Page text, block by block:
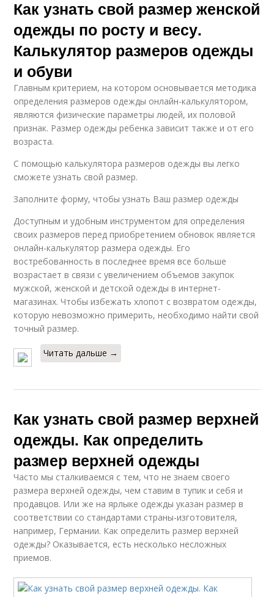
Как узнать свой размер женской
одежды по росту и весу.
Калькулятор размеров одежды
и обуви
Главным критерием, на котором основывается методика
определения размеров одежды онлайн-калькулятором,
являются физические параметры людей, их половой
признак. Размер одежды ребенка зависит также и от его
возраста.
С помощью калькулятора размеров одежды вы легко
сможете узнать свой размер.
Заполните форму, чтобы узнать Ваш размер одежды
Доступным и удобным инструментом для определения
своих размеров перед приобретением обновок является
онлайн-калькулятор размера одежды. Его
востребованность в последнее время все больше
возрастает в связи с увеличением объемов закупок
мужской, женской и детской одежды в интернет-
магазинах. Чтобы избежать хлопот с возвратом одежды,
которую невозможно примерить, необходимо найти свой
точный размер.
Читать дальше →
Как узнать свой размер верхней
одежды. Как определить
размер верхней одежды
Часто мы сталкиваемся с тем, что не знаем своего
размера верхней одежды, чем ставим в тупик и себя и
продавцов. Или же на ярлыке одежды указан размер в
соответствии со стандартами страны-изготовителя,
например, Германии. Как определить размер верхней
одежды? Оказывается, есть несколько несложных
приемов.